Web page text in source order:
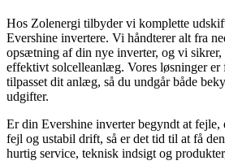
Hos Zolenergi tilbyder vi komplette
Evershine invertere. Vi håndterer alt fra
opsætning af din nye inverter, og vi sikrer,
effektivt solcelleanlæg. Vores løsninger er
tilpasset dit anlæg, så du undgår både
udgifter.
Er din Evershine inverter begyndt at fejle,
fejl og ustabil drift, så er det tid til at få
hurtig service, teknisk indsigt og